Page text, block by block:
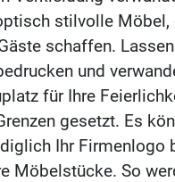
stilvolle
schaffen.
und
für Ihre
gesetzt. Es
Ihr Firmenlogo
Möbelstücke. So